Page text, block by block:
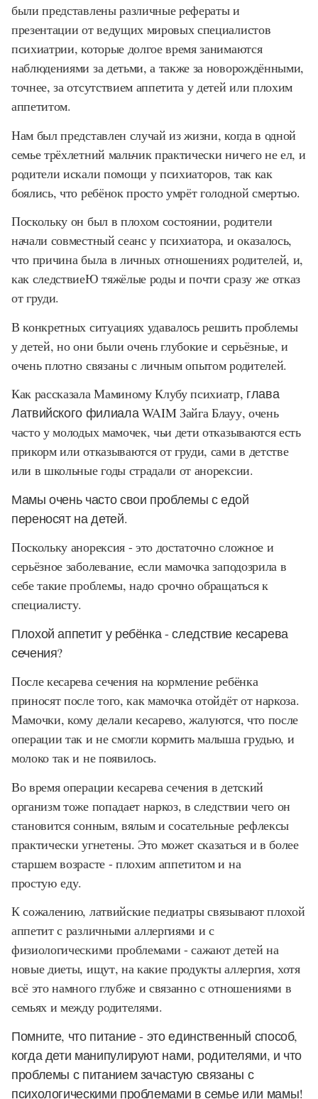
были представлены различные рефераты и
презентации от ведущих мировых специалистов
психиатрии, которые долгое время занимаются
наблюдениями за детьми, а также за новорождёнными,
точнее, за отсутствием аппетита у детей или плохим
аппетитом.
Нам был представлен случай из жизни, когда в одной
семье трёхлетний мальчик практически ничего не ел, и
родители искали помощи у психиаторов, так как
боялись, что ребёнок просто умрёт голодной смертью.
Поскольку он был в плохом состоянии, родители
начали совместный сеанс у психиатора, и оказалось,
что причина была в личных отношениях родителей, и,
как следствиеЮ тяжёлые роды и почти сразу же отказ
от груди.
В конкретных ситуациях удавалось решить проблемы
у детей, но они были очень глубокие и серьёзные, и
очень плотно связаны с личным опытом родителей.
Как рассказала Маминому Клубу психиатр, глава
Латвийского филиала WAIMЗайга Блауу, очень
часто у молодых мамочек, чьи дети отказываются есть
прикорм или отказываются от груди, сами в детстве
или в школьные годы страдали от анорексии.
Мамы очень часто свои проблемы с едой
переносят на детей.
Поскольку анорексия - это достаточно сложное и
серьёзное заболевание, если мамочка заподозрила в
себе такие проблемы, надо срочно обращаться к
специалисту.
Плохой аппетит у ребёнка - следствие кесарева
сечения?
После кесарева сечения на кормление ребёнка
приносят после того, как мамочка отойдёт от наркоза.
Мамочки, кому делали кесарево, жалуются, что после
операции так и не смогли кормить малыша грудью, и
молоко так и не появилось.
Во время операции кесарева сечения в детский
организм тоже попадает наркоз, в следствии чего он
становится сонным, вялым и сосательные рефлексы
практически угнетены. Это может сказаться и в более
старшем возрасте - плохим аппетитом и на
простую еду.
К сожалению, латвийские педиатры связывают плохой
аппетит с различными аллергиями и с
физиологическими проблемами - сажают детей на
новые диеты, ищут, на какие продукты аллергия, хотя
всё это намного глубже и связанно с отношениями в
семьях и между родителями.
Помните, что питание - это единственный способ,
когда дети манипулируют нами, родителями, и что
проблемы с питанием зачастую связаны с
психологическими проблемами в семье или мамы!